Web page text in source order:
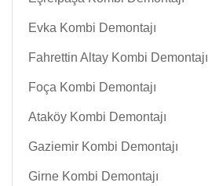
Evka Kombi Demontajı
Fahrettin Altay Kombi Demontajı
Foça Kombi Demontajı
Ataköy Kombi Demontajı
Gaziemir Kombi Demontajı
Girne Kombi Demontajı